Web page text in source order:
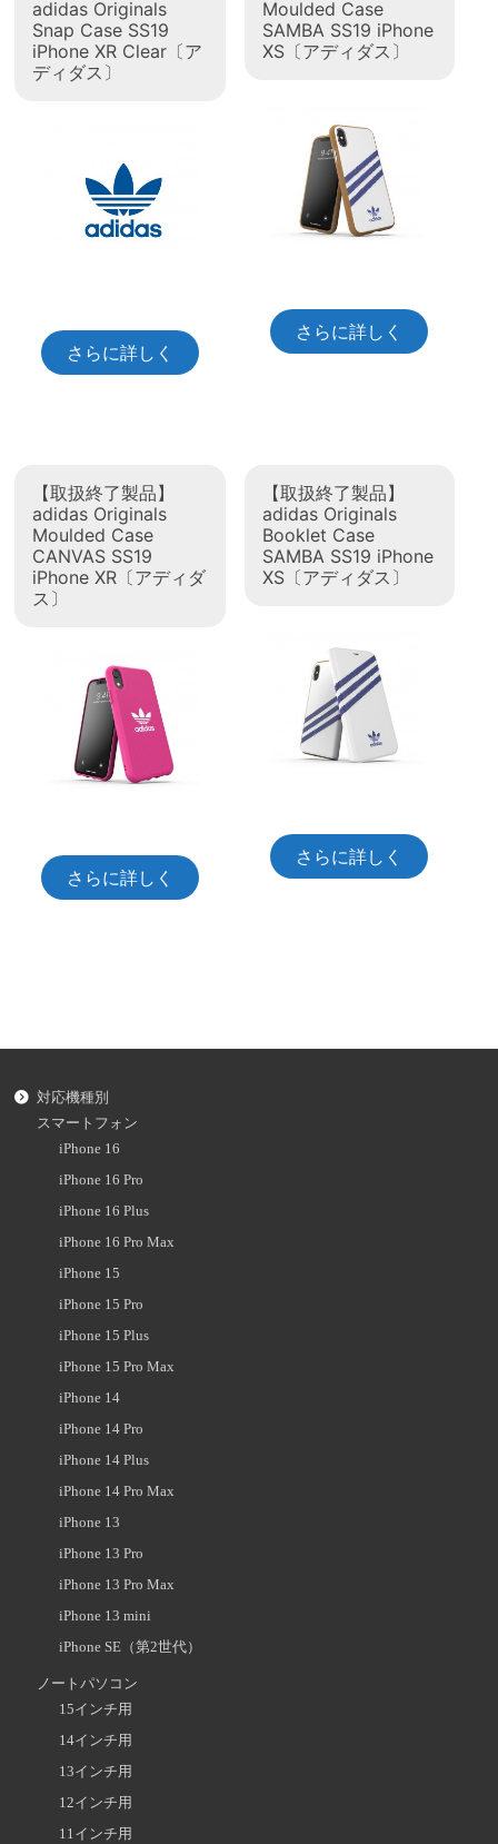
adidas Originals
Snap Case SS19
iPhone XR Clear〔ア
ディダス〕
さらに詳しく
Moulded Case
SAMBA SS19 iPhone
XS〔アディダス〕
さらに詳しく
【取扱終了製品】
adidas Originals
Moulded Case
CANVAS SS19
iPhone XR〔アディダ
ス〕
さらに詳しく
【取扱終了製品】
adidas Originals
Booklet Case
SAMBA SS19 iPhone
XS〔アディダス〕
さらに詳しく
対応機種別
スマートフォン
iPhone 16
iPhone 16 Pro
iPhone 16 Plus
iPhone 16 Pro Max
iPhone 15
iPhone 15 Pro
iPhone 15 Plus
iPhone 15 Pro Max
iPhone 14
iPhone 14 Pro
iPhone 14 Plus
iPhone 14 Pro Max
iPhone 13
iPhone 13 Pro
iPhone 13 Pro Max
iPhone 13 mini
iPhone SE（第2世代）
ノートパソコン
15インチ用
14インチ用
13インチ用
12インチ用
11インチ用